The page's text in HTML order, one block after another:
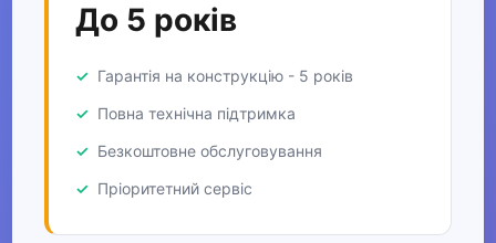
До 5 років
Гарантія на конструкцію - 5 років
Повна технічна підтримка
Безкоштовне обслуговування
Пріоритетний сервіс